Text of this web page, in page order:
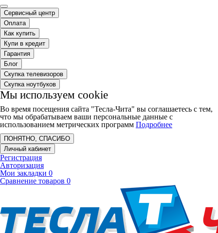
Сервисный центр
Оплата
Как купить
Купи в кредит
Гарантия
Блог
Скупка телевизоров
Скупка ноутбуков
Мы используем cookie
Во время посещения сайта "Тесла-Чита" вы соглашаетесь с тем,
что мы обрабатываем ваши персональные данные с
использованием метрических программ Подробнее
ПОНЯТНО, СПАСИБО
Личный кабинет
Регистрация
Авторизация
Мои закладки 0
Сравнение товаров 0